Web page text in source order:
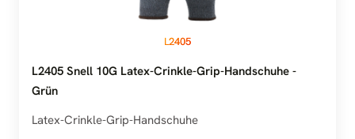
L2405
L2405 Snell 10G Latex-Crinkle-Grip-Handschuhe -
Grün
Latex-Crinkle-Grip-Handschuhe